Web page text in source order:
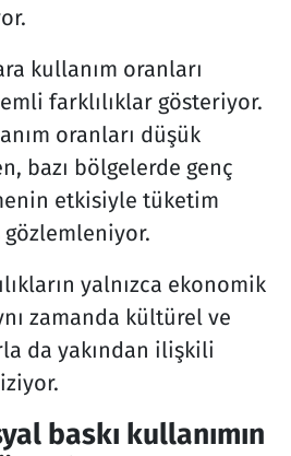
kullanım oranları
farklılıklar gösteriyor.
oranları düşük
bazı bölgelerde genç
etkisiyle tüketim
yalnızca ekonomik
zamanda kültürel ve
da yakından ilişkili
baskı kullanımın